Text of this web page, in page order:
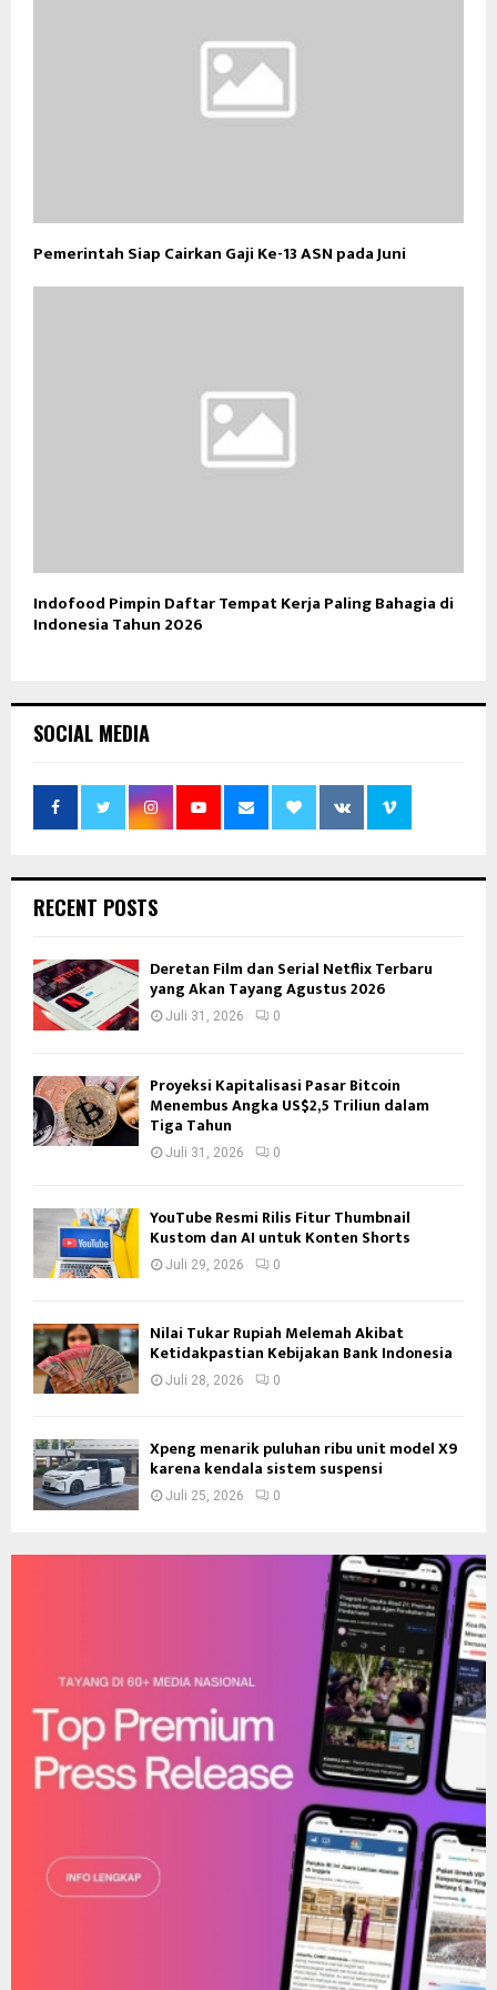
Pemerintah Siap Cairkan Gaji Ke-13 ASN pada Juni
Indofood Pimpin Daftar Tempat Kerja Paling Bahagia di
Indonesia Tahun 2026
SOCIAL MEDIA
RECENT POSTS
Deretan Film dan Serial Netflix Terbaru
yang Akan Tayang Agustus 2026
Juli 31, 2026 0
Proyeksi Kapitalisasi Pasar Bitcoin
Menembus Angka US$2,5 Triliun dalam
Tiga Tahun
Juli 31, 2026 0
YouTube Resmi Rilis Fitur Thumbnail
Kustom dan AI untuk Konten Shorts
Juli 29, 2026 0
Nilai Tukar Rupiah Melemah Akibat
Ketidakpastian Kebijakan Bank Indonesia
Juli 28, 2026 0
Xpeng menarik puluhan ribu unit model X9
karena kendala sistem suspensi
Juli 25, 2026 0